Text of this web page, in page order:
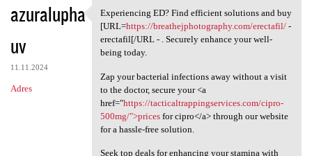
azuralupha
uv
11.11.2024
Adres
Experiencing ED? Find
Experiencing ED? Find efficient solutions and buy
[URL=https://breathejphotography.com/erectafil/-
erectafil[/URL - . Securely enhance your well-
being today.
Zap your bacterial infections away without a visit
to the doctor, secure your <a
href="https://tacticaltrappingservices.com/cipro-
500mg/">pricesfor cipro</a> through our website
for a hassle-free solution.
Seek top deals for enhancing your stamina with